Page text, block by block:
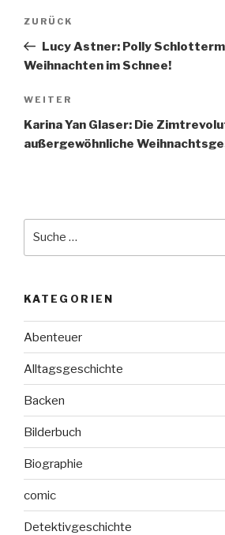
Beitragsnavigation
Vorheriger
Beitrag
ZURÜCK
Lucy Astner: Polly
Weihnachten im Schnee!
Nächster
Beitrag
WEITER
Karina Yan Glaser: Die
außergewöhnliche
KATEGORIEN
Abenteuer
Alltagsgeschichte
Backen
Bilderbuch
Biographie
comic
Detektivgeschichte